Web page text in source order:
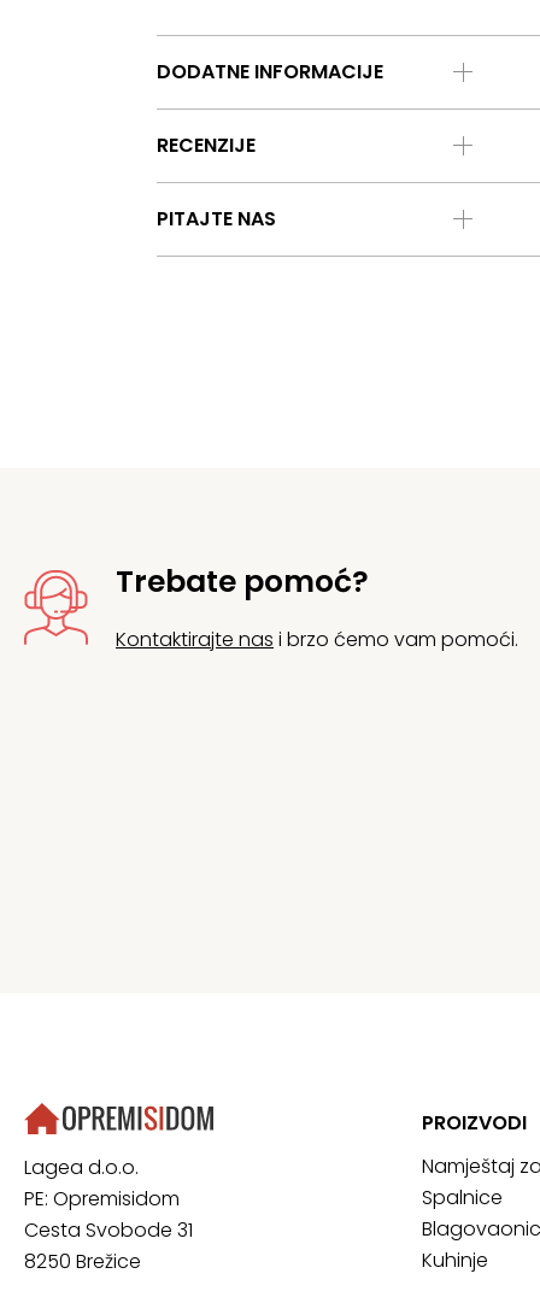
DODATNE INFORMACIJE
RECENZIJE
PITAJTE NAS
Trebate pomoć?
Kontaktirajte nas i brzo ćemo vam pomoći.
Lagea d.o.o.
PE: Opremisidom
Cesta Svobode 31
8250 Brežice
PROIZVODI
Namještaj
Spalnice
Kuhinje